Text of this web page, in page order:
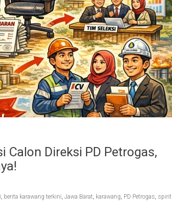
Calon Direksi PD Petrogas,
, berita karawang terkini, Jawa Barat, karawang, PD Petrogas, spirit